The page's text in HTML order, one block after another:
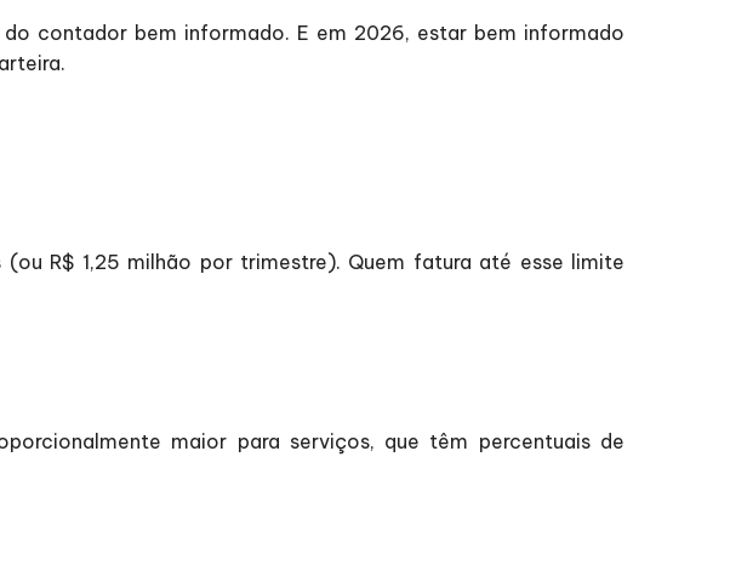
contador bem informado. E em 2026, estar bem informado
R$ 1,25 milhão por trimestre). Quem fatura até esse limite
maior para serviços, que têm percentuais de